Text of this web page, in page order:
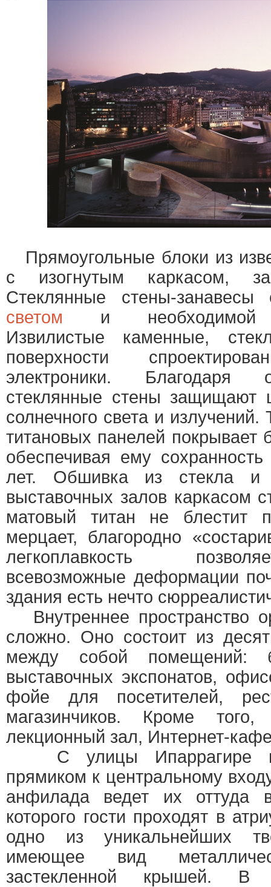
Прямоугольные блоки из
с изогнутым каркасом,
Стеклянные стены-занавесы
светом и необходимой
Извилистые каменные,
поверхности
электроники. Благодаря
стеклянные стены
солнечного света и
титановых панелей покрывает
обеспечивая ему
лет. Обшивка из стекла и
выставочных залов каркасом
матовый титан не
мерцает, благородно
легкоплавкость
всевозможные деформации
здания есть нечто
Внутреннее пространство
сложно. Оно состоит из
между собой помещений:
выставочных экспонатов,
фойе для посетителей,
магазинчиков. Кроме
лекционный зал, Интернет-
С улицы Ипаррагире
прямиком к центральному
анфилада ведет их оттуда
которого гости проходят в
одно из уникальнейших
имеющее вид
застекленной крышей. В